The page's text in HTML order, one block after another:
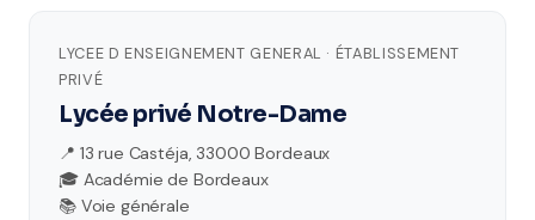
LYCEE D ENSEIGNEMENT GENERAL · ÉTABLISSEMENT
PRIVÉ
Lycée privé Notre-Dame
📍 13 rue Castéja, 33000 Bordeaux
🎓 Académie de Bordeaux
📚 Voie générale